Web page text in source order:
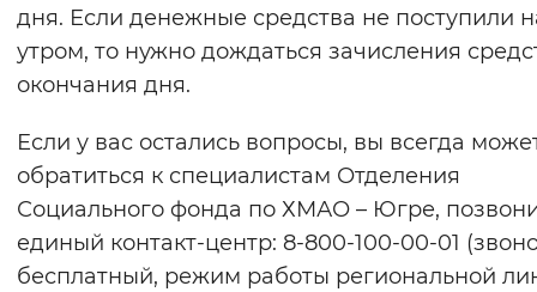
дня. Если денежные средства не поступили
утром, то нужно дождаться зачисления
окончания дня.
Если у вас остались вопросы, вы всегда
обратиться к специалистам Отделения
Социального фонда по ХМАО – Югре,
единый контакт-центр: 8-800-100-00-01
бесплатный, режим работы региональной